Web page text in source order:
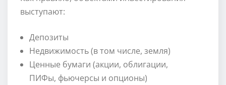
выступают:
Депозиты
Недвижимость (в том числе, земля)
Ценные бумаги (акции, облигации,
ПИФы, фьючерсы и опционы)